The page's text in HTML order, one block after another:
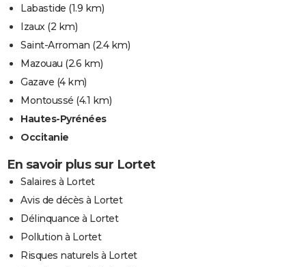
Labastide (1.9 km)
Izaux(2 km)
Saint-Arroman (2.4 km)
Mazouau (2.6 km)
Gazave (4 km)
Montoussé (4.1 km)
Hautes-Pyrénées
Occitanie
En savoir plus sur Lortet
Salaires à Lortet
Avis de décès à Lortet
Délinquance à Lortet
Pollution à Lortet
Risques naturels à Lortet